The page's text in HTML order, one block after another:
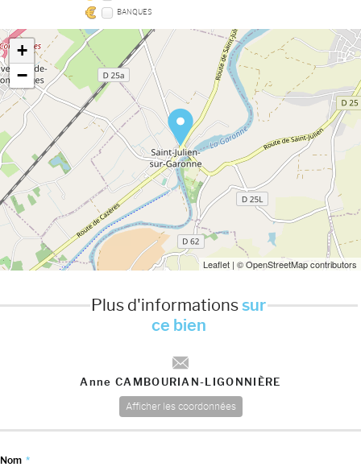
BANQUES
+
−
Leaflet | © OpenStreetMap contributors
Plus d'informationssur
ce bien
Anne CAMBOURIAN-LIGONNIÈRE
Afficher les coordonnées
Nom *